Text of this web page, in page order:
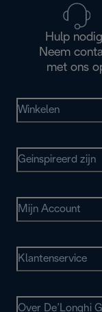
Hulp
Neem
met ons
Winkelen
Geinspireerd zijn
Mijn Account
Klantenservice
Over De’Longhi